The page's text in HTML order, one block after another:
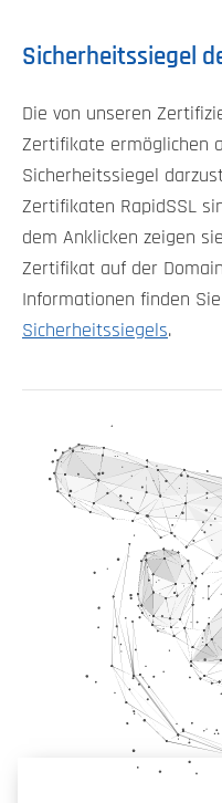
Sicherheitssiegel
Die von unseren
Zertifikate ermöglichen
Sicherheitssiegel
Zertifikaten RapidSSL
dem Anklicken zeigen
Zertifikat auf der
Informationen finden
Sicherheitssiegels.